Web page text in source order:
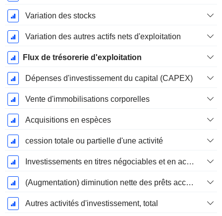
Variation des stocks
Variation des autres actifs nets d'exploitation
Flux de trésorerie d'exploitation
Dépenses d'investissement du capital (CAPEX)
Vente d'immobilisations corporelles
Acquisitions en espèces
cession totale ou partielle d'une activité
Investissements en titres négociables et en actions, total
(Augmentation) diminution nette des prêts accordés / vendus - Investissements
Autres activités d'investissement, total